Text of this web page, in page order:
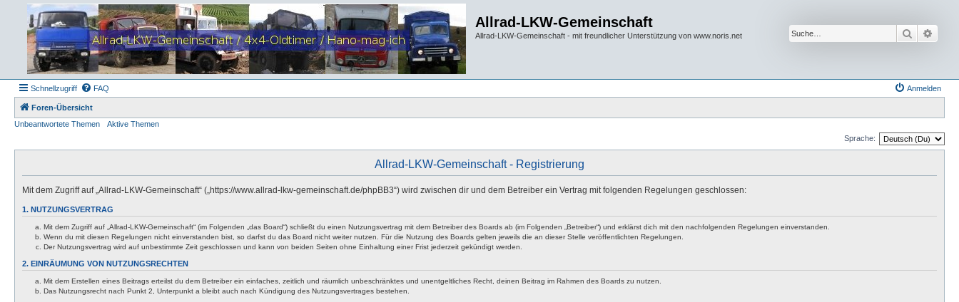
Allrad-LKW-Gemeinschaft
Allrad-LKW-Gemeinschaft - mit freundlicher Unterstützung von www.noris.net Suche
Schnellzugriff FAQ Anmelden
Foren-Übersicht
Unbeantwortete Themen
Aktive Themen
Sprache:
Allrad-LKW-Gemeinschaft - Registrierung
Mit dem Zugriff auf „Allrad-LKW-Gemeinschaft“ („https://www.allrad-lkw-gemeinschaft.de/phpBB3“) wird zwischen dir und dem Betreiber ein Vertrag mit folgenden Regelungen geschlossen:
1. NUTZUNGSVERTRAG
Mit dem Zugriff auf „Allrad-LKW-Gemeinschaft“ (im Folgenden „das Board“) schließt du einen Nutzungsvertrag mit dem Betreiber des Boards ab (im Folgenden „Betreiber“) und erklärst dich mit den nachfolgenden Regelungen einverstanden.
Wenn du mit diesen Regelungen nicht einverstanden bist, so darfst du das Board nicht weiter nutzen. Für die Nutzung des Boards gelten jeweils die an dieser Stelle veröffentlichten Regelungen.
Der Nutzungsvertrag wird auf unbestimmte Zeit geschlossen und kann von beiden Seiten ohne Einhaltung einer Frist jederzeit gekündigt werden.
2. EINRÄUMUNG VON NUTZUNGSRECHTEN
Mit dem Erstellen eines Beitrags erteilst du dem Betreiber ein einfaches, zeitlich und räumlich unbeschränktes und unentgeltliches Recht, deinen Beitrag im Rahmen des Boards zu nutzen.
Das Nutzungsrecht nach Punkt 2, Unterpunkt a bleibt auch nach Kündigung des Nutzungsvertrages bestehen.